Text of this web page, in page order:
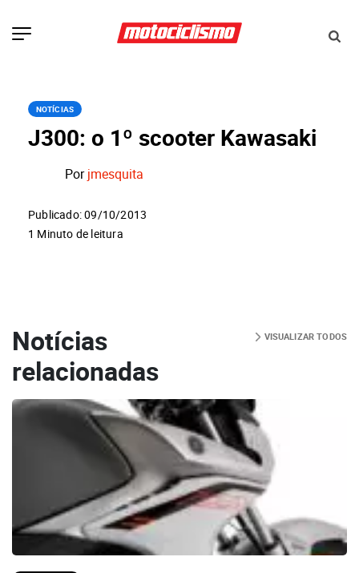
NOTÍCIAS
J300: o 1º scooter Kawasaki
Porjmesquita
Publicado: 09/10/2013
1 Minuto de leitura
Notícias
relacionadas
VISUALIZAR TODOS